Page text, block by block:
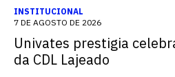
INSTITUCIONAL
7 DE AGOSTO DE 2026
Univates prestigia
da CDL Lajeado